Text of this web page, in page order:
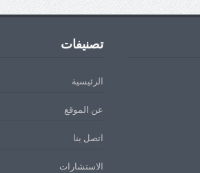
تصنيفات
الرئيسية
عن الموقع
اتصل بنا
الاستشارات